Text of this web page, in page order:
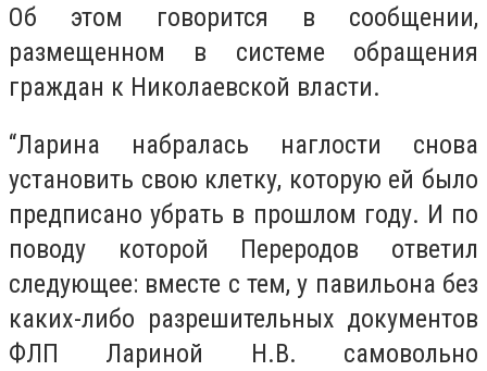
Об этом говорится в сообщении,
размещенном в системе обращения
граждан к Николаевской власти.
“Ларина набралась наглости снова
установить свою клетку, которую ей было
предписано убрать в прошлом году. И по
поводу которой Переродов ответил
следующее: вместе с тем, у павильона без
каких-либо разрешительных документов
ФЛП Лариной Н.В. самовольно